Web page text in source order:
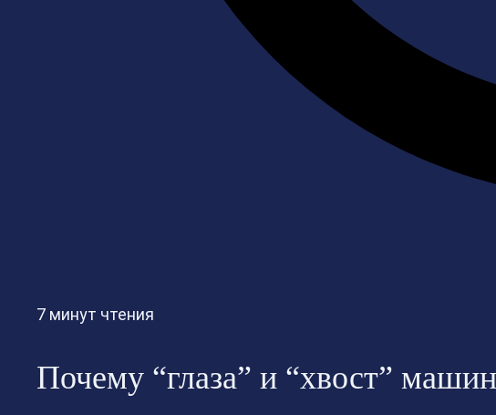
7 минут чтения
Почему “глаза” и “хвост”